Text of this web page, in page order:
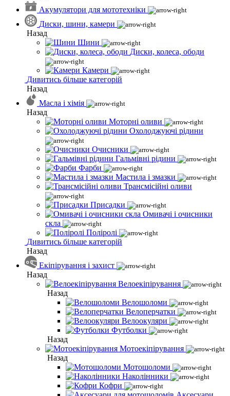
Акумулятори для мототехніки
Диски, шини, камери
Назад
Шини
Диски, колеса, ободи
Камери
Дивитись більше категорій
Назад
Масла і хімія
Назад
Моторні оливи
Охолоджуючі рідини
Очисники
Гальмівні рідини
Фарби
Мастила і змазки
Трансмісійні оливи
Присадки
Омивачі і очисники
скла
Поліролі
Дивитись більше категорій
Назад
Екіпірування і захист
Назад
Велоекіпірування
Назад
Велошоломи
Велоперчатки
Велоокуляри
Футболки
Назад
Мотоекіпірування
Назад
Мотошоломи
Наколінники
Кофри